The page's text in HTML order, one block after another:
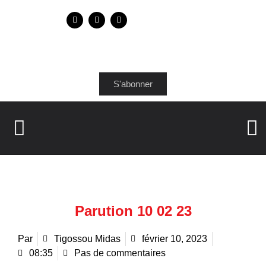
S'abonner
Parution 10 02 23
Par Tigossou Midas
février 10, 2023
08:35
Pas de commentaires